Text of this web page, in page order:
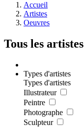
Accueil
Artistes
Oeuvres
Tous les artistes
Types d'artistes
Types d'artistes
Illustrateur
Peintre
Photographe
Sculpteur